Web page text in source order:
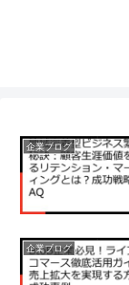
企業ブログ
企業ブログ